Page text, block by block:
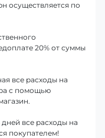
осуществляется по
20% от суммы
все расходы на
с помощью
дней все расходы на
покупателем!